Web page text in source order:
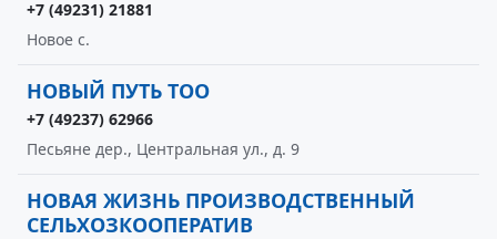
+7 (49231) 21881
Новое с.
НОВЫЙ ПУТЬ ТОО
+7 (49237) 62966
Песьяне дер., Центральная ул., д. 9
НОВАЯ ЖИЗНЬ ПРОИЗВОДСТВЕННЫЙ
СЕЛЬХОЗКООПЕРАТИВ